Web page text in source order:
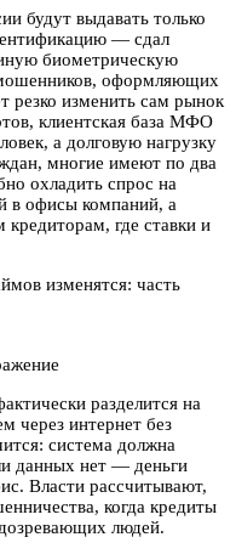
будут выдавать только
— сдал
биометрическую
оформляющих
резко изменить сам рынок
клиентская база МФО
а долговую нагрузку
многие имеют по два
охладить спрос на
в офисы компаний, а
где ставки и
разделится на
через интернет без
система должна
данных нет — деньги
Власти рассчитывают,
когда кредиты
людей.